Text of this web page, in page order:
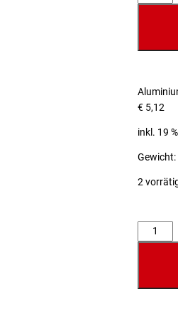
€5,12
inkl. 19
Gewicht:
2
Anzahl